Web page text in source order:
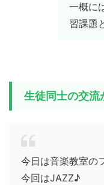
一概に
習課題
生徒同士の交流
今日は音楽教室の
今回はJAZZ♪